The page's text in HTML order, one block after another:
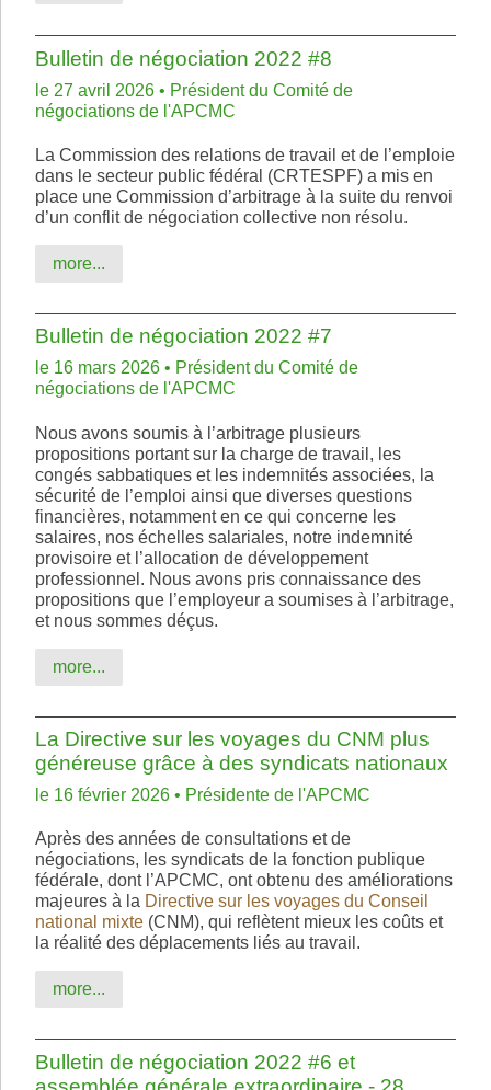
Bulletin de négociation 2022 #8
le 27 avril 2026 • Président du Comité de
négociations de l'APCMC
La Commission des relations de travail et de l’emploie
dans le secteur public fédéral (CRTESPF) a mis en
place une Commission d’arbitrage à la suite du renvoi
d’un conflit de négociation collective non résolu.
more...
Bulletin de négociation 2022 #7
le 16 mars 2026 • Président du Comité de
négociations de l'APCMC
Nous avons soumis à l’arbitrage plusieurs
propositions portant sur la charge de travail, les
congés sabbatiques et les indemnités associées, la
sécurité de l’emploi ainsi que diverses questions
financières, notamment en ce qui concerne les
salaires, nos échelles salariales, notre indemnité
provisoire et l’allocation de développement
professionnel. Nous avons pris connaissance des
propositions que l’employeur a soumises à l’arbitrage,
et nous sommes déçus.
more...
La Directive sur les voyages du CNM plus
généreuse grâce à des syndicats nationaux
le 16 février 2026 • Présidente de l'APCMC
Après des années de consultations et de
négociations, les syndicats de la fonction publique
fédérale, dont l’APCMC, ont obtenu des améliorations
majeures à la Directive sur les voyages du Conseil
national mixte (CNM), qui reflètent mieux les coûts et
la réalité des déplacements liés au travail.
more...
Bulletin de négociation 2022 #6 et